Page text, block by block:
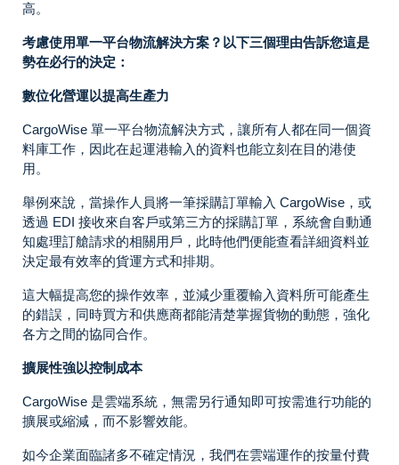
高。
考慮使用單一平台物流解決方案？以下三個理由告訴您這是
勢在必行的決定：
數位化營運以提高生產力
CargoWise 單一平台物流解決方式，讓所有人都在同一個資
料庫工作，因此在起運港輸入的資料也能立刻在目的港使
用。
舉例來說，當操作人員將一筆採購訂單輸入 CargoWise，或
透過 EDI 接收來自客戶或第三方的採購訂單，系統會自動通
知處理訂艙請求的相關用戶，此時他們便能查看詳細資料並
決定最有效率的貨運方式和排期。
這大幅提高您的操作效率，並減少重覆輸入資料所可能產生
的錯誤，同時買方和供應商都能清楚掌握貨物的動態，強化
各方之間的協同合作。
擴展性強以控制成本
CargoWise 是雲端系統，無需另行通知即可按需進行功能的
擴展或縮減，而不影響效能。
如今企業面臨諸多不確定情況，我們在雲端運作的按量付費